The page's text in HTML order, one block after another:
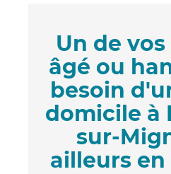
Un de
âgé ou
besoin
domicile à
sur-
ailleurs en